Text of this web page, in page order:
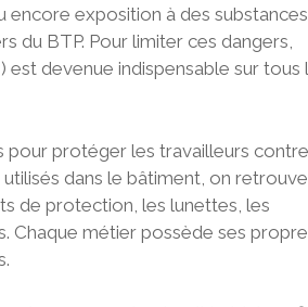
encore exposition à des substances
du BTP. Pour limiter ces dangers,
est devenue indispensable sur tous
pour protéger les travailleurs
dans le bâtiment, on
de protection, les lunettes, les
Chaque métier possède ses